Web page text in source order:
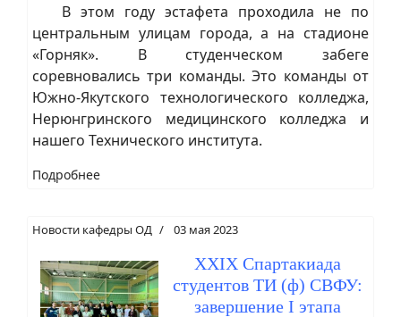
В этом году эстафета проходила не по
центральным улицам города, а на стадионе
«Горняк». В студенческом забеге
соревновались три команды. Это команды от
Южно-Якутского технологического колледжа,
Нерюнгринского медицинского колледжа и
нашего Технического института.
Подробнее
Новости кафедры ОД 03 мая 2023
XXIХ Спартакиада
студентов ТИ (ф) СВФУ:
завершение I этапа